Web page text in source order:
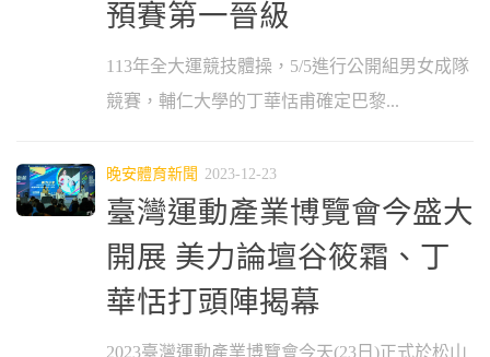
預賽第一晉級
113年全大運競技體操，5/5進行公開組男女成隊
競賽，輔仁大學的丁華恬甫確定巴黎...
晚安體育新聞 2023-12-23
臺灣運動產業博覽會今盛大
開展 美力論壇谷筱霜、丁
華恬打頭陣揭幕
2023臺灣運動產業博覽會今天(23日)正式於松山